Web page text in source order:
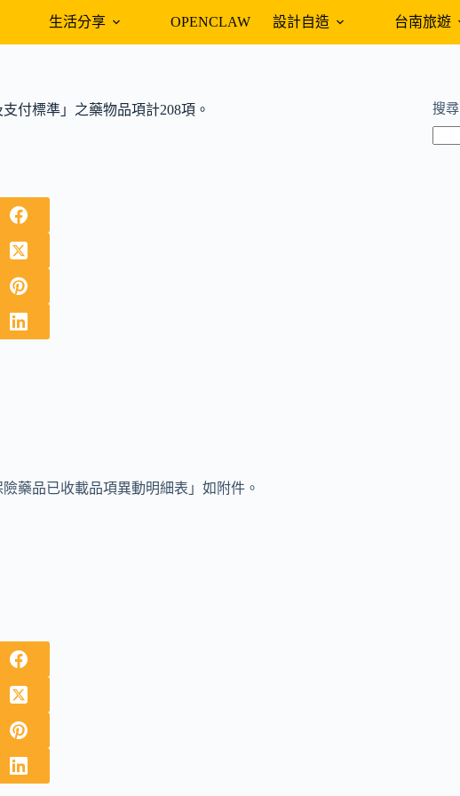
生活分享 OPENCLAW 設計自造 台南旅遊
付標準」之藥物品項計208項。
藥品已收載品項異動明細表」如附件。
搜尋